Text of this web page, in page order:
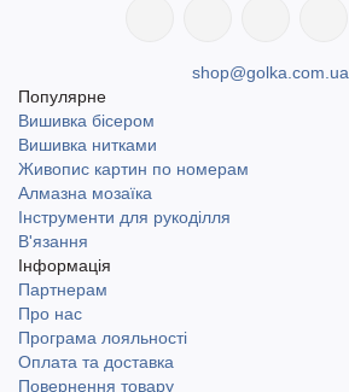
shop@golka.com.ua
Популярне
Вишивка бісером
Вишивка нитками
Живопис картин по номерам
Алмазна мозаїка
Інструменти для рукоділля
В'язання
Інформація
Партнерам
Про нас
Програма лояльності
Оплата та доставка
Повернення товару